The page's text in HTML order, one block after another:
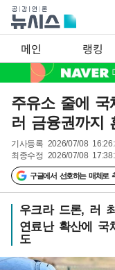
메인 랭킹
주유소 줄에
러 금융권까지
기사등록 2026/07/08
최종수정 2026/07/08
구글에서 선호하는 매체로
우크라 드론, 러
연료난 확산에
도